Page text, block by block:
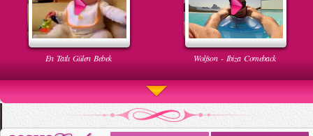
En Tatlı Gülen Bebek Wolfson - Ibiza Comeback